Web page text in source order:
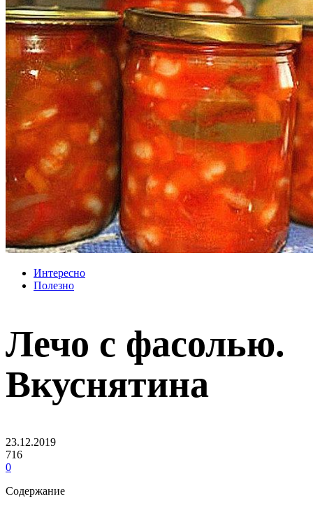
Интересно
Полезно
Лечо с фасолью.
Вкуснятина
23.12.2019
716
0
Содержание